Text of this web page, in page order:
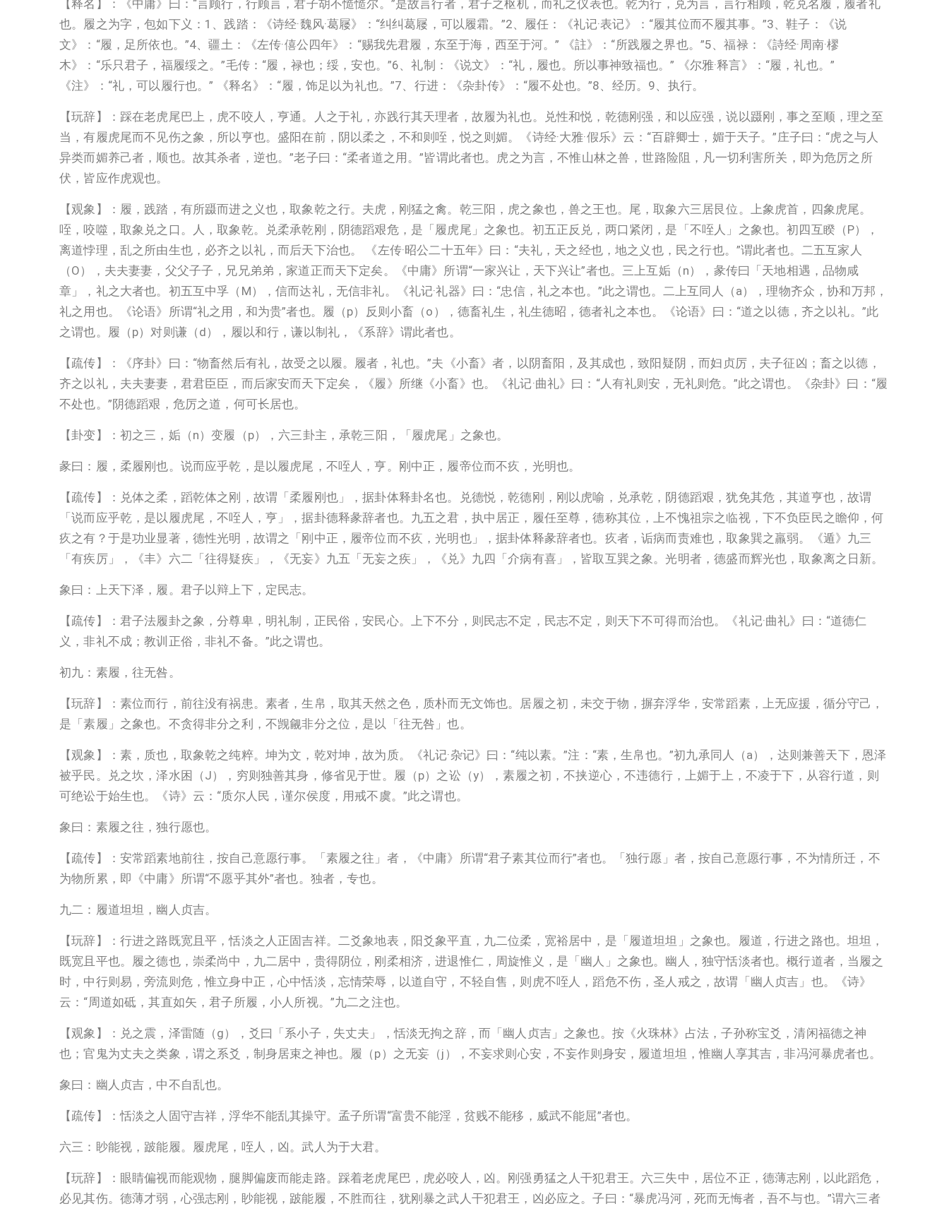
【释名】：《中庸》曰：“言顾行，行顾言，君子胡不慥慥尔。”是故言行者，君子之枢机，而礼之仪表也。乾为行，兑为言，言行相顾，乾兑名履，履者礼
也。履之为字，包如下义：1、践踏：《诗经·魏风·葛屦》：“纠纠葛屦，可以履霜。”2、履任：《礼记·表记》：“履其位而不履其事。”3、鞋子：《说
文》：“履，足所依也。”4、疆土：《左传·僖公四年》：“赐我先君履，东至于海，西至于河。” 《註》：“所践履之界也。”5、福禄：《詩经·周南·樛
木》：“乐只君子，福履绥之。”毛传：“履，禄也；绥，安也。”6、礼制：《说文》：“礼，履也。所以事神致福也。” 《尔雅·释言》：“履，礼也。”
《注》：“礼，可以履行也。” 《释名》：“履，饰足以为礼也。”7、行进：《杂卦传》：“履不处也。”8、经历。9、执行。
【玩辞】：踩在老虎尾巴上，虎不咬人，亨通。人之于礼，亦践行其天理者，故履为礼也。兑性和悦，乾德刚强，和以应强，说以蹑刚，事之至顺，理之至
当，有履虎尾而不见伤之象，所以亨也。盛阳在前，阴以柔之，不和则咥，悦之则媚。《诗经·大雅·假乐》云：“百辟卿士，媚于天子。”庄子曰：“虎之与人
异类而媚养己者，顺也。故其杀者，逆也。”老子曰：“柔者道之用。”皆谓此者也。虎之为言，不惟山林之兽，世路险阻，凡一切利害所关，即为危厉之所
伏，皆应作虎观也。
【观象】：履，践踏，有所蹑而进之义也，取象乾之行。夫虎，刚猛之禽。乾三阳，虎之象也，兽之王也。尾，取象六三居艮位。上象虎首，四象虎尾。
咥，咬噬，取象兑之口。人，取象乾。兑柔承乾刚，阴德蹈艰危，是「履虎尾」之象也。初五正反兑，两口紧闭，是「不咥人」之象也。初四互睽（P），
离道悖理，乱之所由生也，必齐之以礼，而后天下治也。 《左传·昭公二十五年》曰：“夫礼，天之经也，地之义也，民之行也。”谓此者也。二五互家人
（O），夫夫妻妻，父父子子，兄兄弟弟，家道正而天下定矣。《中庸》所谓“一家兴让，天下兴让”者也。三上互姤（n），彖传曰「天地相遇，品物咸
章」，礼之大者也。初五互中孚（M），信而达礼，无信非礼。《礼记·礼器》曰：“忠信，礼之本也。”此之谓也。二上互同人（a），理物齐众，协和万邦，
礼之用也。《论语》所谓“礼之用，和为贵”者也。履（p）反则小畜（o），德畜礼生，礼生德昭，德者礼之本也。《论语》曰：“道之以德，齐之以礼。”此
之谓也。履（p）对则谦（d），履以和行，谦以制礼，《系辞》谓此者也。
【疏传】：《序卦》曰：“物畜然后有礼，故受之以履。履者，礼也。”夫《小畜》者，以阴畜阳，及其成也，致阳疑阴，而妇贞厉，夫子征凶；畜之以德，
齐之以礼，夫夫妻妻，君君臣臣，而后家安而天下定矣，《履》所继《小畜》也。《礼记·曲礼》曰：“人有礼则安，无礼则危。”此之谓也。《杂卦》曰：“履
不处也。”阴德蹈艰，危厉之道，何可长居也。
【卦变】：初之三，姤（n）变履（p），六三卦主，承乾三阳，「履虎尾」之象也。
彖曰：履，柔履刚也。说而应乎乾，是以履虎尾，不咥人，亨。刚中正，履帝位而不疚，光明也。
【疏传】：兑体之柔，蹈乾体之刚，故谓「柔履刚也」，据卦体释卦名也。兑德悦，乾德刚，刚以虎喻，兑承乾，阴德蹈艰，犹免其危，其道亨也，故谓
「说而应乎乾，是以履虎尾，不咥人，亨」，据卦德释彖辞者也。九五之君，执中居正，履任至尊，德称其位，上不愧祖宗之临视，下不负臣民之瞻仰，何
疚之有？于是功业显著，德性光明，故谓之「刚中正，履帝位而不疚，光明也」，据卦体释彖辞者也。疚者，诟病而责难也，取象巽之羸弱。《遁》九三
「有疾厉」，《丰》六二「往得疑疾」，《无妄》九五「无妄之疾」，《兑》九四「介病有喜」，皆取互巽之象。光明者，德盛而辉光也，取象离之日新。
象曰：上天下泽，履。君子以辩上下，定民志。
【疏传】：君子法履卦之象，分尊卑，明礼制，正民俗，安民心。上下不分，则民志不定，民志不定，则天下不可得而治也。《礼记·曲礼》曰：“道德仁
义，非礼不成；教训正俗，非礼不备。”此之谓也。
初九：素履，往无咎。
【玩辞】：素位而行，前往没有祸患。素者，生帛，取其天然之色，质朴而无文饰也。居履之初，未交于物，摒弃浮华，安常蹈素，上无应援，循分守己，
是「素履」之象也。不贪得非分之利，不觊觎非分之位，是以「往无咎」也。
【观象】：素，质也，取象乾之纯粹。坤为文，乾对坤，故为质。《礼记·杂记》曰：“纯以素。”注：“素，生帛也。”初九承同人（a），达则兼善天下，恩泽
被乎民。兑之坎，泽水困（J），穷则独善其身，修省见于世。履（p）之讼（y），素履之初，不挟逆心，不违德行，上媚于上，不凌于下，从容行道，则
可绝讼于始生也。《诗》云：“质尔人民，谨尔侯度，用戒不虞。”此之谓也。
象曰：素履之往，独行愿也。
【疏传】：安常蹈素地前往，按自己意愿行事。「素履之往」者，《中庸》所谓“君子素其位而行”者也。「独行愿」者，按自己意愿行事，不为情所迁，不
为物所累，即《中庸》所谓“不愿乎其外”者也。独者，专也。
九二：履道坦坦，幽人贞吉。
【玩辞】：行进之路既宽且平，恬淡之人正固吉祥。二爻象地表，阳爻象平直，九二位柔，宽裕居中，是「履道坦坦」之象也。履道，行进之路也。坦坦，
既宽且平也。履之德也，崇柔尚中，九二居中，贵得阴位，刚柔相济，进退惟仁，周旋惟义，是「幽人」之象也。幽人，独守恬淡者也。概行道者，当履之
时，中行则易，旁流则危，惟立身中正，心中恬淡，忘情荣辱，以道自守，不轻自售，则虎不咥人，蹈危不伤，圣人戒之，故谓「幽人贞吉」也。《诗》
云：“周道如砥，其直如矢，君子所履，小人所视。”九二之注也。
【观象】：兑之震，泽雷随（g），爻曰「系小子，失丈夫」，恬淡无拘之辞，而「幽人贞吉」之象也。按《火珠林》占法，子孙称宝爻，清闲福德之神
也；官鬼为丈夫之类象，谓之系爻，制身居束之神也。履（p）之无妄（j），不妄求则心安，不妄作则身安，履道坦坦，惟幽人享其吉，非冯河暴虎者也。
象曰：幽人贞吉，中不自乱也。
【疏传】：恬淡之人固守吉祥，浮华不能乱其操守。孟子所谓“富贵不能淫，贫贱不能移，威武不能屈”者也。
六三：眇能视，跛能履。履虎尾，咥人，凶。武人为于大君。
【玩辞】：眼睛偏视而能观物，腿脚偏废而能走路。踩着老虎尾巴，虎必咬人，凶。刚强勇猛之人干犯君王。六三失中，居位不正，德薄志刚，以此蹈危，
必见其伤。德薄才弱，心强志刚，眇能视，跛能履，不胜而往，犹刚暴之武人干犯君王，凶必应之。子曰：“暴虎冯河，死而无悔者，吾不与也。”谓六三者